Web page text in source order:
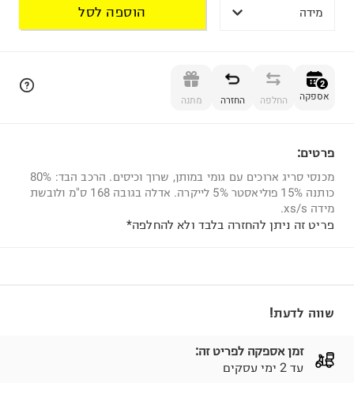
מידה הוספה לסל
2
אספקה החלפה החזרה מתנה
פרטים:
מכנסי סריג ארוכים עם גומי במותן, שרוך וכיסים. הרכב הבד: 80%
כותנה 15% פוליאסטר 5% לייקרה. אדלה בגובה 168 ס"מ ולובשת
מידה xs/s.
פריט זה ניתן להחזרה בלבד ולא להחלפה*
שווה לדעת!
זמן אספקה לפריט זה:
עד 2 ימי עסקים